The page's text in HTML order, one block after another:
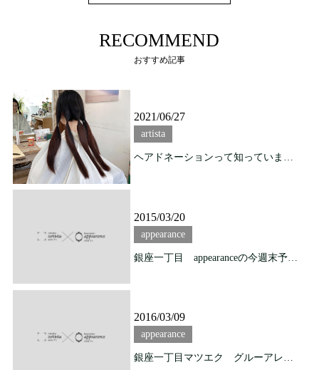
RECOMMEND
おすすめ記事
2021/06/27
artista
ヘアドネーションって知っていますか？
2015/03/20
appearance
銀座一丁目 appearanceの今週末予約状況
2016/03/09
appearance
銀座一丁目マツエク グルーアレルギーでもエクステを付けたい方！！